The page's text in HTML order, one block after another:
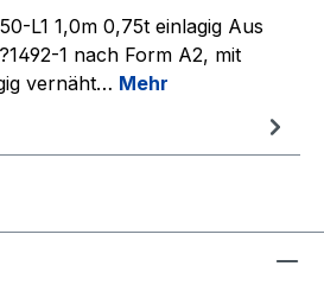
L1 1,0m 0,75t einlagig Aus
1 nach Form A2, mit
vernäht… Mehr